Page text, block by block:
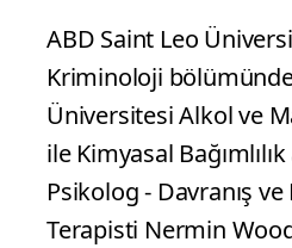
ABD Saint Leo
Kriminoloji
Üniversitesi Alkol ve
ile Kimyasal
Psikolog - Davranış ve
Terapisti Nermin